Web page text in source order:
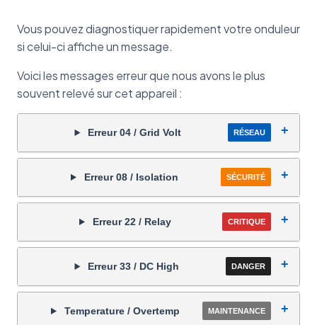
Vous pouvez diagnostiquer rapidement votre onduleur
si celui-ci affiche un message.
Voici les messages erreur que nous avons le plus
souvent relevé sur cet appareil :
Erreur 04 / Grid Volt RÉSEAU
Erreur 08 / Isolation SÉCURITÉ
Erreur 22 / Relay CRITIQUE
Erreur 33 / DC High DANGER
Temperature / Overtemp MAINTENANCE